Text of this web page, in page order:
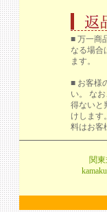
■ 万一商
なる場合
ます。
■ お客様
い。 なお
得ないと
けします
料はお客
関